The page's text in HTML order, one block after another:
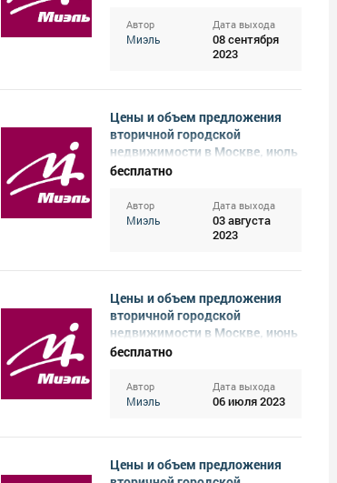
Автор
Миэль
Дата выхода
08 сентября
2023
Цены и объем предложения
вторичной городской
недвижимости в Москве, июль
2023
бесплатно
Автор
Миэль
Дата выхода
03 августа
2023
Цены и объем предложения
вторичной городской
недвижимости в Москве, июнь
2023
бесплатно
Автор
Миэль
Дата выхода
06 июля 2023
Цены и объем предложения